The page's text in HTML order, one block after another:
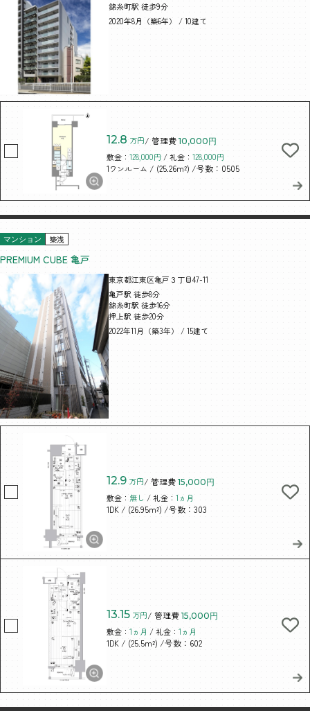
錦糸町駅 徒歩9分
2020年8月（築6年） / 10建て
12.8 万円/ 管理費 10,000円
敷金：128,000円 / 礼金：128,000円
1ワンルーム / (25.26m²) /号数：0505
マンション 築浅
PREMIUM CUBE 亀戸
東京都江東区亀戸３丁目47-11
亀戸駅 徒歩8分
錦糸町駅 徒歩16分
押上駅 徒歩20分
2022年11月（築3年） / 15建て
12.9 万円/ 管理費 15,000円
敷金： 無し / 礼金：1ヵ月
1DK / (26.95m²) /号数：303
13.15 万円/ 管理費 15,000円
敷金：1ヵ月 / 礼金：1ヵ月
1DK / (25.5m²) /号数：602